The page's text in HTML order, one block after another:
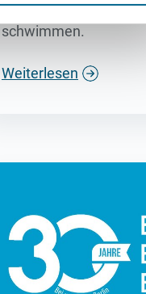
weiterhin in
schwimmen.
Weiterlesen